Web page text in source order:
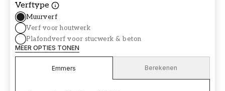
Verftype
Muurverf
Verf voor houtwerk
Plafondverf voor stucwerk & beton
MEER OPTIES TONEN
Emmers Berekenen